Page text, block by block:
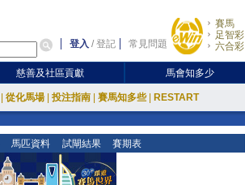
登入 /登記 常見問題
賽馬
足智彩
六合彩
慈善及社區貢獻 馬會知多少
從化馬場 投注指南 賽馬知多些 RESTART
馬匹資料 試閘結果 賽期表